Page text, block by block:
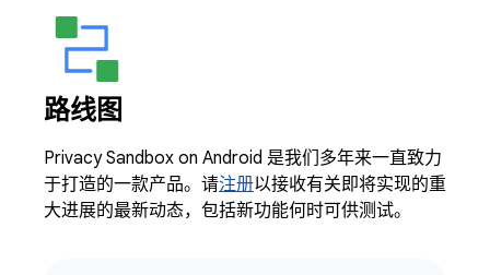
路线图
Privacy Sandbox on Android 是我们多年来一直致力
于打造的一款产品。请注册以接收有关即将实现的重
大进展的最新动态，包括新功能何时可供测试。